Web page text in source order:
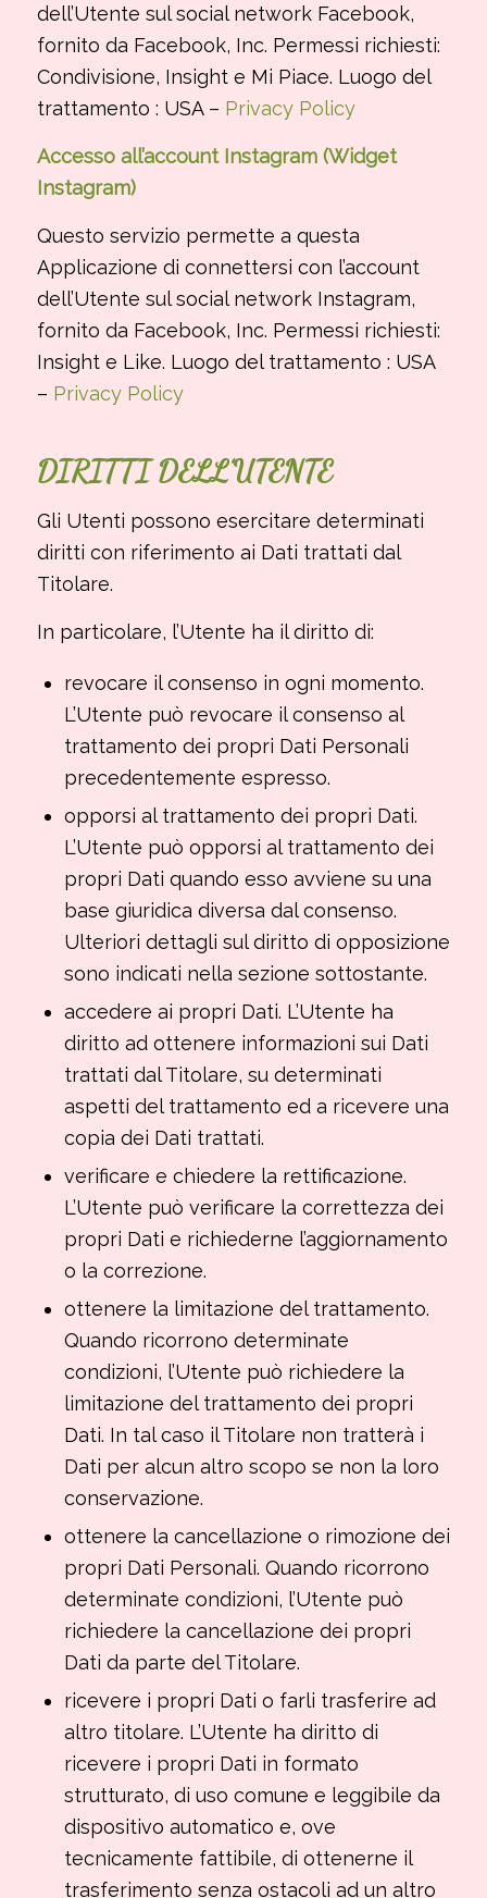
dell’Utente sul social network Facebook,
fornito da Facebook, Inc. Permessi richiesti:
Condivisione, Insight e Mi Piace. Luogo del
trattamento : USA – Privacy Policy
Accesso all’account Instagram (Widget
Instagram)
Questo servizio permette a questa
Applicazione di connettersi con l’account
dell’Utente sul social network Instagram,
fornito da Facebook, Inc. Permessi richiesti:
Insight e Like. Luogo del trattamento : USA
– Privacy Policy
DIRITTI DELL’UTENTE
Gli Utenti possono esercitare determinati
diritti con riferimento ai Dati trattati dal
Titolare.
In particolare, l’Utente ha il diritto di:
revocare il consenso in ogni momento.
L’Utente può revocare il consenso al
trattamento dei propri Dati Personali
precedentemente espresso.
opporsi al trattamento dei propri Dati.
L’Utente può opporsi al trattamento dei
propri Dati quando esso avviene su una
base giuridica diversa dal consenso.
Ulteriori dettagli sul diritto di opposizione
sono indicati nella sezione sottostante.
accedere ai propri Dati. L’Utente ha
diritto ad ottenere informazioni sui Dati
trattati dal Titolare, su determinati
aspetti del trattamento ed a ricevere una
copia dei Dati trattati.
verificare e chiedere la rettificazione.
L’Utente può verificare la correttezza dei
propri Dati e richiederne l’aggiornamento
o la correzione.
ottenere la limitazione del trattamento.
Quando ricorrono determinate
condizioni, l’Utente può richiedere la
limitazione del trattamento dei propri
Dati. In tal caso il Titolare non tratterà i
Dati per alcun altro scopo se non la loro
conservazione.
ottenere la cancellazione o rimozione dei
propri Dati Personali. Quando ricorrono
determinate condizioni, l’Utente può
richiedere la cancellazione dei propri
Dati da parte del Titolare.
ricevere i propri Dati o farli trasferire ad
altro titolare. L’Utente ha diritto di
ricevere i propri Dati in formato
strutturato, di uso comune e leggibile da
dispositivo automatico e, ove
tecnicamente fattibile, di ottenerne il
trasferimento senza ostacoli ad un altro